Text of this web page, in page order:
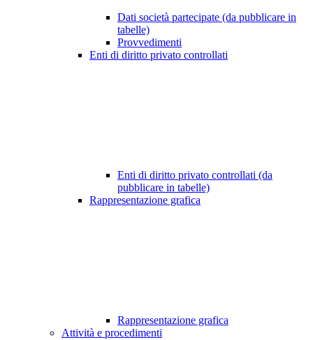
Dati società partecipate (da pubblicare in
tabelle)
Provvedimenti
Enti di diritto privato controllati
Enti di diritto privato controllati (da
pubblicare in tabelle)
Rappresentazione grafica
Rappresentazione grafica
Attività e procedimenti